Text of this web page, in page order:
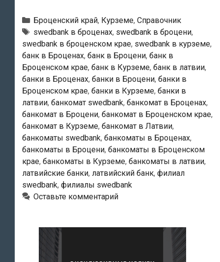
Банкоматы
в
Броцени
Рубрики
Броценский край, Курземе, Справочник
Тэги
swedbank в броценах, swedbank в броцени,
swedbank в броценском крае, swedbank в курземе,
банк в Броценах, банк в Броцени, банк в
Броценском крае, банк в Курземе, банк в латвии,
банки в Броценах, банки в Броцени, банки в
Броценском крае, банки в Курземе, банки в
латвии, банкомат swedbank, банкомат в Броценах,
банкомат в Броцени, банкомат в Броценском крае,
банкомат в Курземе, банкомат в Латвии,
банкоматы swedbank, банкоматы в Броценах,
банкоматы в Броцени, банкоматы в Броценском
крае, банкоматы в Курземе, банкоматы в латвии,
латвийские банки, латвийский банк, филиал
swedbank, филиалы swedbank
Оставьте комментарий